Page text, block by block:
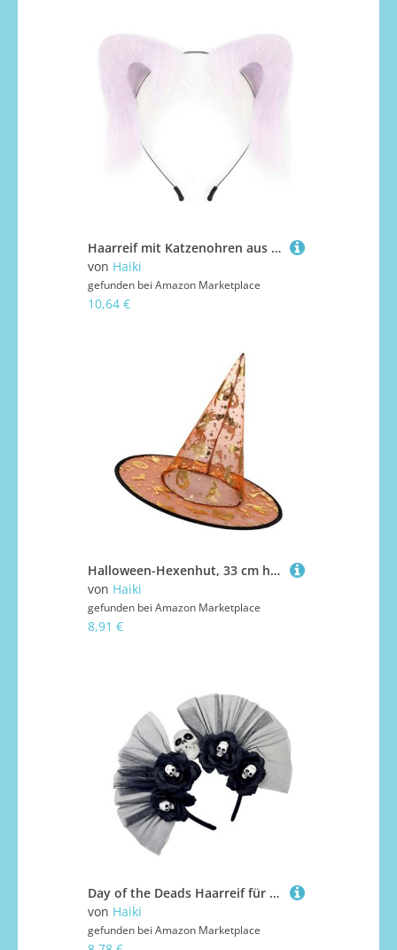
Haarreif mit Katzenohren aus Plüsch, weich, handgefertigt, Haarstyling-Zubehör für Halloween, Rollenspiele, Party, Kostüm, Event, Versammlungen, Hairhoop
von Haiki
gefunden bei Amazon Marketplace
10,64 €
Halloween-Hexenhut, 33 cm hoch, spitz, Zaubererhut, Kostümzubehör für Damen, Herren, Kinder, Cosplay, tragbares Party-Zubehör, 5 Stück
von Haiki
gefunden bei Amazon Marketplace
8,91 €
Day of the Deads Haarreif für Halloween, Cincos des Mayoes Party-Kostüm, Rose, Blumenkrone, Mexikaner, Kopfschmuck für Damen und Mädchen, Halloween, Dia De Los Muerto Party-Kostüm
von Haiki
gefunden bei Amazon Marketplace